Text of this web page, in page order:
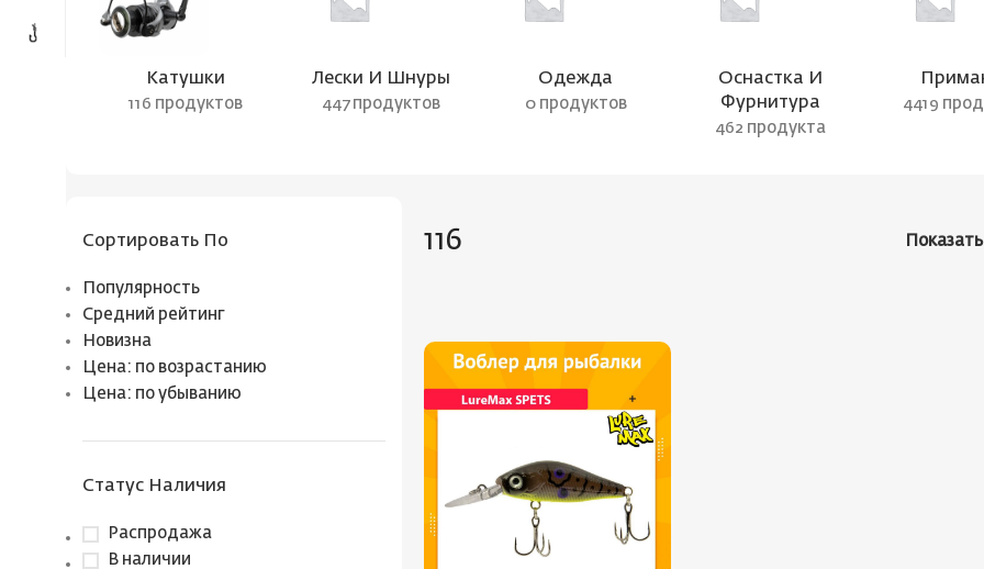
Катушки
116 продуктов
Лески И Шнуры
447 продуктов
Одежда
0 продуктов
Оснастка И
Фурнитура
462 продукта
4419
Сортировать По
Популярность
Средний рейтинг
Новизна
Цена: по возрастанию
Цена: по убыванию
Статус Наличия
Распродажа
В наличии
116 Показать